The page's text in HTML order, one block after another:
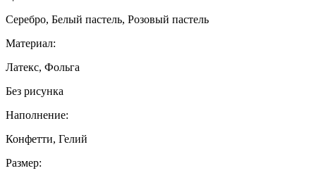
Серебро, Белый пастель, Розовый пастель
Материал:
Латекс, Фольга
Без рисунка
Наполнение:
Конфетти, Гелий
Размер: